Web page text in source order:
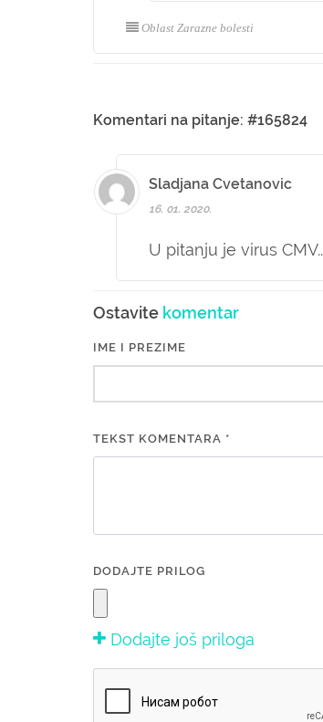
Oblast Zarazne bolesti
Komentari na pitanje: #165824
Sladjana Cvetanovic
16. 01. 2020.
U pitanju je virus
Ostavite komentar
IME I PREZIME
TEKST KOMENTARA *
DODAJTE PRILOG
Dodajte još priloga